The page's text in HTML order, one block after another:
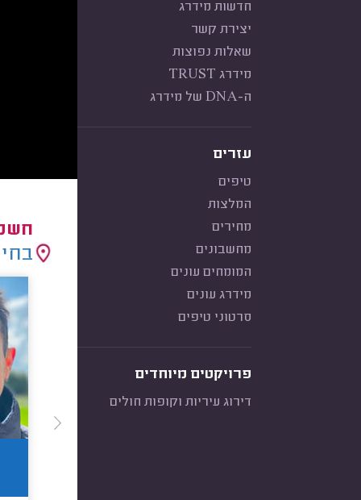
חדשות מידרג
יצירת קשר
שאלות נפוצות
מידרג TRUST
ה-DNA של מידרג
עזרים
טיפים
המלצות
מחירים
מחשבונים
המומחים עונים
מידרג עונים
סרטוני טיפים
פרויקטים מיוחדים
דירוג עיריות וקופות חולים